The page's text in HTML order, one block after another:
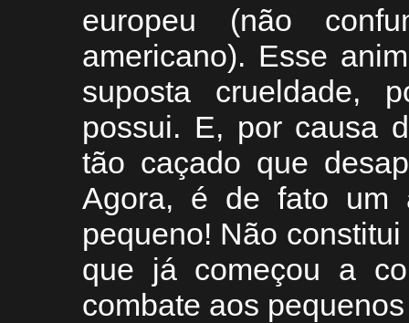
europeu (não
americano). Esse
suposta crueldade,
possui. E, por causa
tão caçado que
Agora, é de fato um
pequeno! Não
que já começou a
combate aos